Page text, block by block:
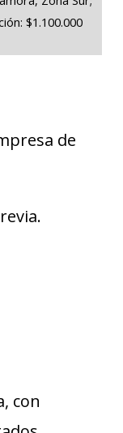
$1.100.000
de
con